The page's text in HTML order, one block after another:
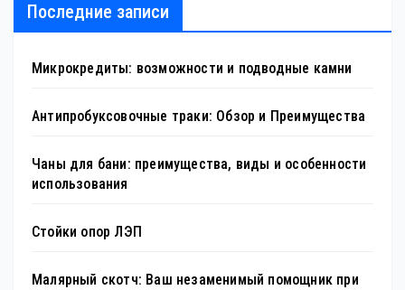
Последние записи
Микрокредиты: возможности и подводные камни
Антипробуксовочные траки: Обзор и Преимущества
Чаны для бани: преимущества, виды и особенности
использования
Стойки опор ЛЭП
Малярный скотч: Ваш незаменимый помощник при